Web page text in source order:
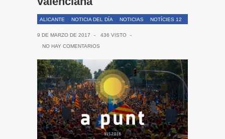
ALICANTE NOTICIA DEL DÍA NOTICIAS
NOTÍCIES 12
9 DE MARZO DE 2017
- 436 VISTO
-
NO HAY COMENTARIOS